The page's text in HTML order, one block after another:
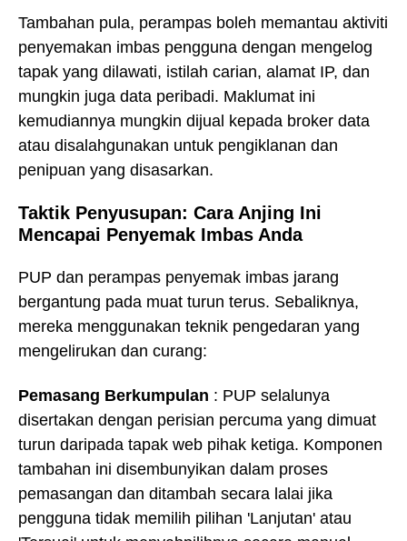
Tambahan pula, perampas boleh memantau aktiviti
penyemakan imbas pengguna dengan mengelog
tapak yang dilawati, istilah carian, alamat IP, dan
mungkin juga data peribadi. Maklumat ini
kemudiannya mungkin dijual kepada broker data
atau disalahgunakan untuk pengiklanan dan
penipuan yang disasarkan.
Taktik Penyusupan: Cara Anjing Ini
Mencapai Penyemak Imbas Anda
PUP dan perampas penyemak imbas jarang
bergantung pada muat turun terus. Sebaliknya,
mereka menggunakan teknik pengedaran yang
mengelirukan dan curang:
Pemasang Berkumpulan : PUP selalunya
disertakan dengan perisian percuma yang dimuat
turun daripada tapak web pihak ketiga. Komponen
tambahan ini disembunyikan dalam proses
pemasangan dan ditambah secara lalai jika
pengguna tidak memilih pilihan 'Lanjutan' atau